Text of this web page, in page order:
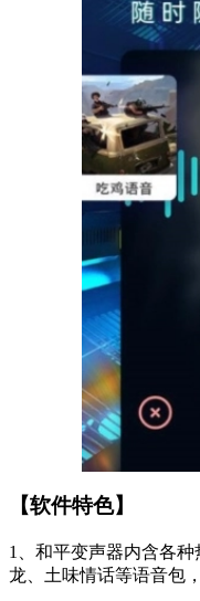
【软件特色】
1、和平变声器内含各
龙、土味情话等语音包